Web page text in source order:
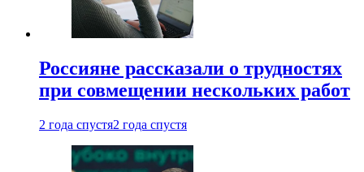
Россияне рассказали о трудностях
при совмещении нескольких работ
2 года спустя2 года спустя